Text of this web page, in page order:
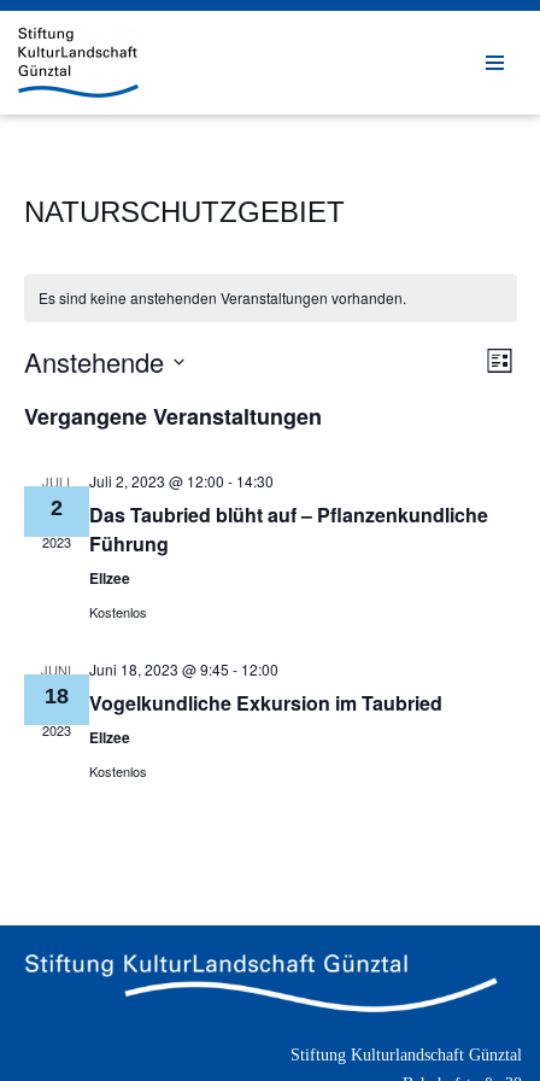
Zum
Inhalt
springen
NATURSCHUTZGEBIET
Es sind keine anstehenden Veranstaltungen vorhanden.
Liste
Anstehende
wählen.
Vergangene Veranstaltungen
JULI
2
2023
Juli 2, 2023 @ 12:00 - 14:30
Das Taubried blüht auf – Pflanzenkundliche
Führung
Ellzee
Kostenlos
JUNI
18
2023
Juni 18, 2023 @ 9:45 - 12:00
Vogelkundliche Exkursion im Taubried
Ellzee
Kostenlos
Stiftung Kulturlandschaft Günztal